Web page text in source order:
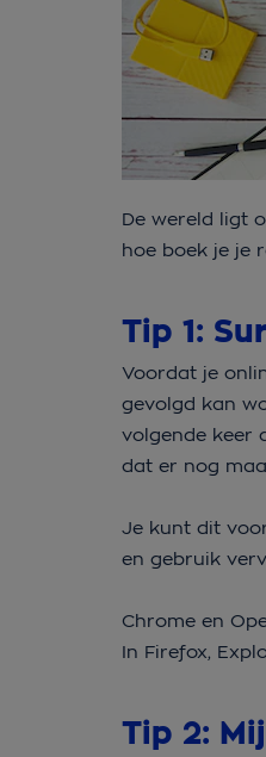
De wereld ligt
hoe boek je je
Tip 1:
Voordat je
gevolgd kan
volgende keer
dat er nog
Je kunt dit
en gebruik
Chrome en
In Firefox,
Tip 2: